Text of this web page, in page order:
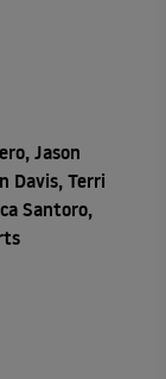
Jason
Davis, Terri
Santoro,